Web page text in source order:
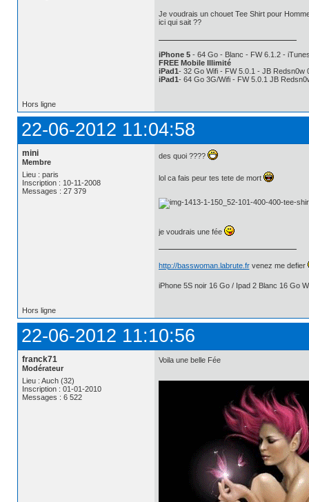
Je voudrais un chouet Tee Shirt pour
ici qui sait ??
iPhone 5- 64 Go - Blanc - FW 6.1.2 -
FREE Mobile Illimité
iPad1- 32 Go Wifi - FW 5.0.1 - JB Redsn0w
iPad1- 64 Go 3G/Wifi - FW 5.0.1 JB
Hors ligne
22-06-2012 11:04:58
mini
Membre
Lieu : paris
Inscription : 10-11-2008
Messages : 27 379
des quoi ????
lol ca fais peur tes tete de mort
je voudrais une fée
http://basswoman.labrute.frvenez me defier
iPhone 5S noir 16 Go / Ipad 2 Blanc 16 Go
Hors ligne
22-06-2012 11:10:56
franck71
Modérateur
Lieu : Auch (32)
Inscription : 01-01-2010
Messages : 6 522
Voila une belle Fée